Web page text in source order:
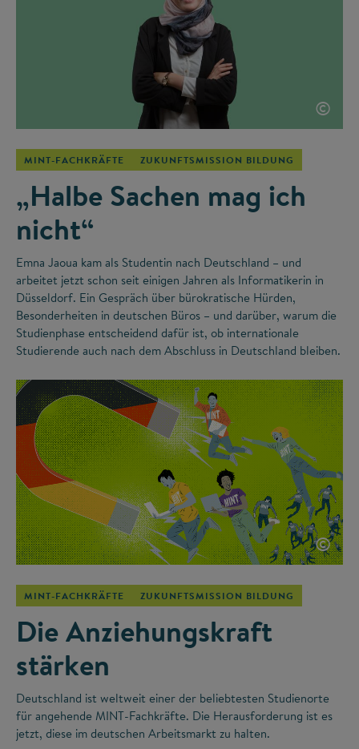
©
MINT-FACHKRÄFTE ZUKUNFTSMISSION BILDUNG
„Halbe Sachen mag ich
nicht“
Emna Jaoua kam als Studentin nach Deutschland – und
arbeitet jetzt schon seit einigen Jahren als Informatikerin in
Düsseldorf. Ein Gespräch über bürokratische Hürden,
Besonderheiten in deutschen Büros – und darüber, warum die
Studienphase entscheidend dafür ist, ob internationale
Studierende auch nach dem Abschluss in Deutschland bleiben.
©
MINT-FACHKRÄFTE ZUKUNFTSMISSION BILDUNG
Die Anziehungskraft
stärken
Deutschland ist weltweit einer der beliebtesten Studienorte
für angehende MINT-Fachkräfte. Die Herausforderung ist es
jetzt, diese im deutschen Arbeitsmarkt zu halten.